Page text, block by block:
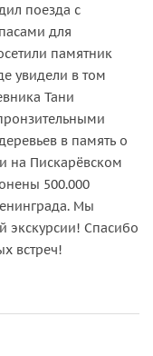
поезда с
для
памятник
увидели в том
Тани
в память о
на Пискарёвском
500.000
Мы
экскурсии! Спасибо
встреч!